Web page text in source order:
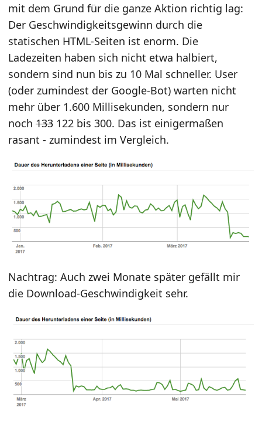
mit dem Grund für die ganze Aktion richtig lag:
Der Geschwindigkeitsgewinn durch die
statischen HTML-Seiten ist enorm. Die
Ladezeiten haben sich nicht etwa halbiert,
sondern sind nun bis zu 10 Mal schneller. User
(oder zumindest der Google-Bot) warten nicht
mehr über 1.600 Millisekunden, sondern nur
noch 133 122 bis 300. Das ist einigermaßen
rasant - zumindest im Vergleich.
Nachtrag: Auch zwei Monate später gefällt mir
die Download-Geschwindigkeit sehr.